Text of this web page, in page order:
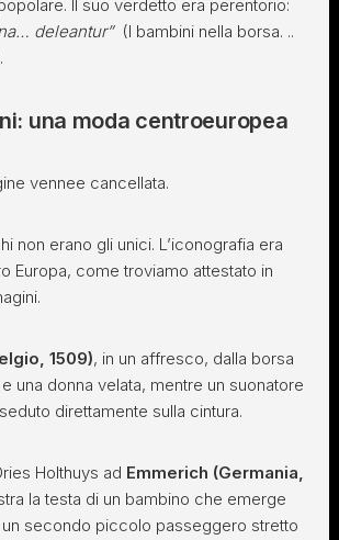
Il suo verdetto era perentorio:
deleantur”(I bambini nella borsa. ..
una moda centroeuropea
vennee cancellata.
non erano gli unici. L’iconografia era
Europa, come troviamo attestato in
1509), in un affresco, dalla borsa
una donna velata, mentre un suonatore
direttamente sulla cintura.
Holthuys ad Emmerich (Germania,
la testa di un bambino che emerge
secondo piccolo passeggero stretto